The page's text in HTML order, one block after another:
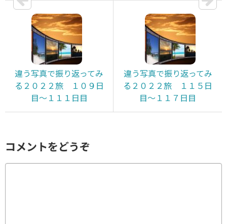
違う写真で振り返ってみ
る２０２２旅 １０９日
目～１１１日目
違う写真で振り返ってみ
る２０２２旅 １１５日
目～１１７日目
コメントをどうぞ